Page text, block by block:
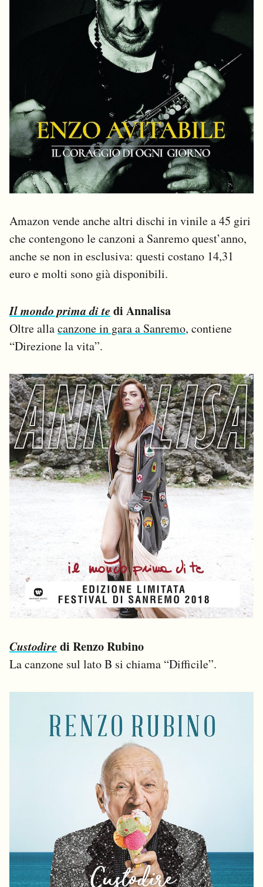
Amazon vende anche altri dischi in vinile a 45 giri
che contengono le canzoni a Sanremo quest’anno,
anche se non in esclusiva: questi costano 14,31
euro e molti sono già disponibili.
Il mondo prima di te di Annalisa
Oltre allacanzone in gara a Sanremo, contiene
“Direzione la vita”.
Custodire di Renzo Rubino
La canzone sul lato B si chiama “Difficile”.